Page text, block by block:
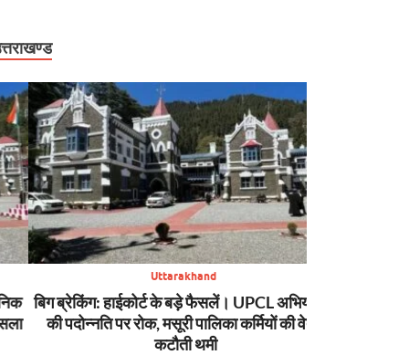
Uttarakhand
ब्रेकिंग: हाईकोर्ट के बड़े फैसलें। UPCL अभियंताओं
की पदोन्नति पर रोक, मसूरी पालिका कर्मियों की वेतन
कटौती थमी